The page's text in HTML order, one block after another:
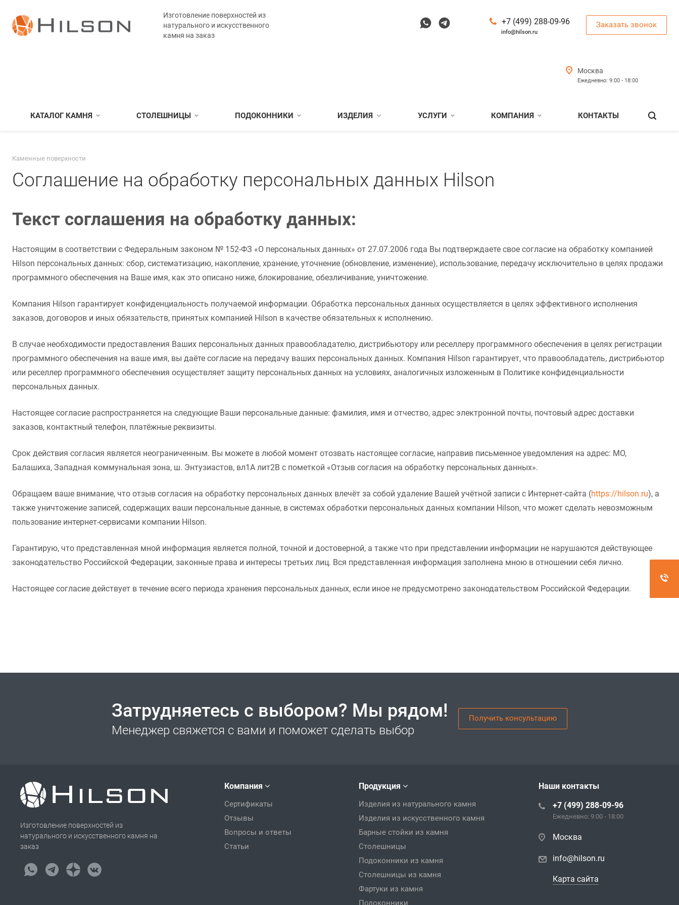
Изготовление поверхностей из
натурального и искусственного
камня на заказ
+7 (499) 288-09-96
info@hilson.ru
Заказать звонок
Москва
Ежедневно: 9:00 - 18:00
КАТАЛОГ КАМНЯ СТОЛЕШНИЦЫ ПОДОКОННИКИ ИЗДЕЛИЯ УСЛУГИ КОМПАНИЯ КОНТАКТЫ
Каменные поверхности
Соглашение на обработку персональных данных Hilson
Текст соглашения на обработку данных:
Настоящим в соответствии с Федеральным законом № 152-ФЗ «О персональных данных» от 27.07.2006 года Вы подтверждаете свое согласие на обработку компанией
Hilson персональных данных: сбор, систематизацию, накопление, хранение, уточнение (обновление, изменение), использование, передачу исключительно в целях продажи
программного обеспечения на Ваше имя, как это описано ниже, блокирование, обезличивание, уничтожение.
Компания Hilson гарантирует конфиденциальность получаемой информации. Обработка персональных данных осуществляется в целях эффективного исполнения
заказов, договоров и иных обязательств, принятых компанией Hilson в качестве обязательных к исполнению.
В случае необходимости предоставления Ваших персональных данных правообладателю, дистрибьютору или реселлеру программного обеспечения в целях регистрации
программного обеспечения на ваше имя, вы даёте согласие на передачу ваших персональных данных. Компания Hilson гарантирует, что правообладатель, дистрибьютор
или реселлер программного обеспечения осуществляет защиту персональных данных на условиях, аналогичных изложенным в Политике конфиденциальности
персональных данных.
Настоящее согласие распространяется на следующие Ваши персональные данные: фамилия, имя и отчество, адрес электронной почты, почтовый адрес доставки
заказов, контактный телефон, платёжные реквизиты.
Срок действия согласия является неограниченным. Вы можете в любой момент отозвать настоящее согласие, направив письменное уведомления на адрес: МО,
Балашиха, Западная коммунальная зона, ш. Энтузиастов, вл1А лит2В с пометкой «Отзыв согласия на обработку персональных данных».
Обращаем ваше внимание, что отзыв согласия на обработку персональных данных влечёт за собой удаление Вашей учётной записи с Интернет-сайта (https://hilson.ru), а
также уничтожение записей, содержащих ваши персональные данные, в системах обработки персональных данных компании Hilson, что может сделать невозможным
пользование интернет-сервисами компании Hilson.
Гарантирую, что представленная мной информация является полной, точной и достоверной, а также что при представлении информации не нарушаются действующее
законодательство Российской Федерации, законные права и интересы третьих лиц. Вся представленная информация заполнена мною в отношении себя лично.
Настоящее согласие действует в течение всего периода хранения персональных данных, если иное не предусмотрено законодательством Российской Федерации.
Затрудняетесь с выбором? Мы рядом!
Менеджер свяжется с вами и поможет сделать выбор
Получить консультацию
Изготовление поверхностей из
натурального и искусственного камня на
заказ
Компания
Сертификаты
Отзывы
Вопросы и ответы
Статьи
Продукция
Изделия из натурального камня
Изделия из искусственного камня
Барные стойки из камня
Столешницы
Подоконники из камня
Столешницы из камня
Фартуки из камня
Подоконники
Наши контакты
+7 (499) 288-09-96
Ежедневно: 9:00 - 18:00
Москва
info@hilson.ru
Карта сайта